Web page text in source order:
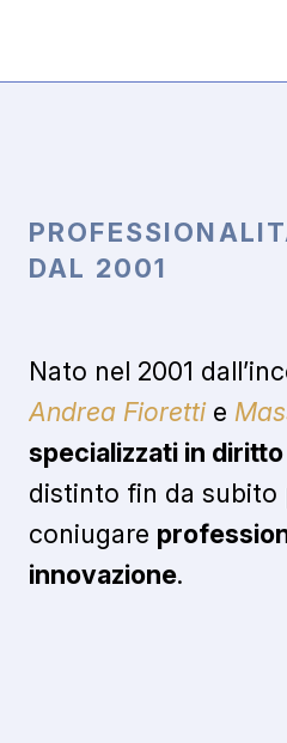
DAL 2001
Nato nel 2001
Andrea Fiorettie
specializzati in
distinto fin da subito
coniugare
innovazione.